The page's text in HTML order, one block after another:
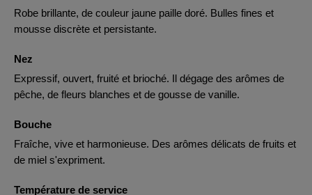
Robe brillante, de couleur jaune paille doré. Bulles fines et
mousse discrète et persistante.
Nez
Expressif, ouvert, fruité et brioché. Il dégage des arômes de
pêche, de fleurs blanches et de gousse de vanille.
Bouche
Fraîche, vive et harmonieuse. Des arômes délicats de fruits et
de miel s'expriment.
Température de service